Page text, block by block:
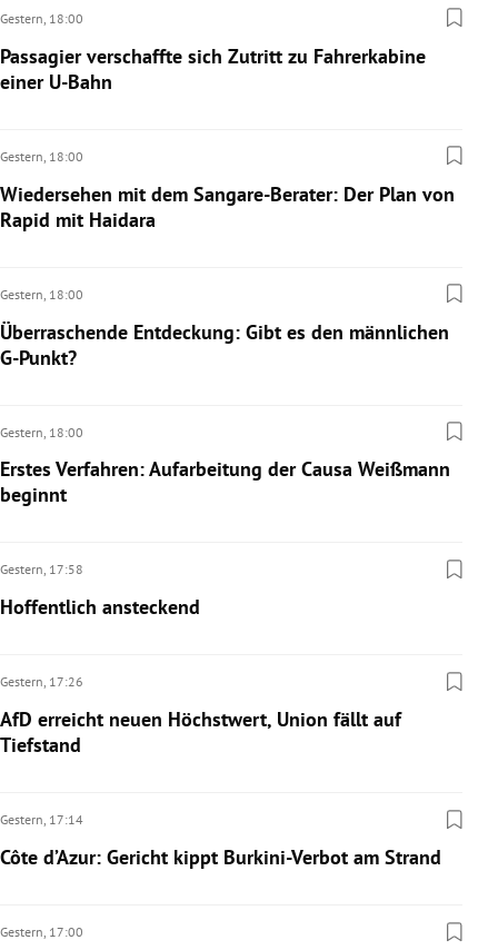
Gestern, 18:00
Passagier verschaffte sich Zutritt zu Fahrerkabine
einer U-Bahn
Gestern, 18:00
Wiedersehen mit dem Sangare-Berater: Der Plan von
Rapid mit Haidara
Gestern, 18:00
Überraschende Entdeckung: Gibt es den männlichen
G-Punkt?
Gestern, 18:00
Erstes Verfahren: Aufarbeitung der Causa Weißmann
beginnt
Gestern, 17:58
Hoffentlich ansteckend
Gestern, 17:26
AfD erreicht neuen Höchstwert, Union fällt auf
Tiefstand
Gestern, 17:14
Côte d’Azur: Gericht kippt Burkini-Verbot am Strand
Gestern, 17:00